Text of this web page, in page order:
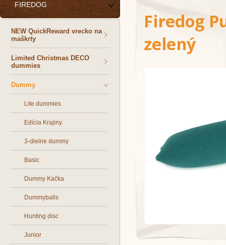
FIREDOG
NEW QuickReward vrecko na
maškrty
Limited Christmas DECO
dummies
Dummy
Lite dummies
Edícia Krajiny
3-dielne dummy
Basic
Dummy Kačka
Dummyballs
Hunting disc
Junior
Firedog
zelený